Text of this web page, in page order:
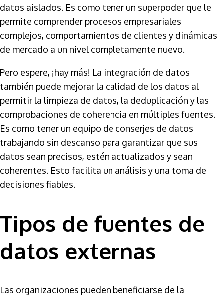
datos aislados. Es como tener un superpoder que le
permite comprender procesos empresariales
complejos, comportamientos de clientes y dinámicas
de mercado a un nivel completamente nuevo.
Pero espere, ¡hay más! La integración de datos
también puede mejorar la calidad de los datos al
permitir la limpieza de datos, la deduplicación y las
comprobaciones de coherencia en múltiples fuentes.
Es como tener un equipo de conserjes de datos
trabajando sin descanso para garantizar que sus
datos sean precisos, estén actualizados y sean
coherentes. Esto facilita un análisis y una toma de
decisiones fiables.
Tipos de fuentes de
datos externas
Las organizaciones pueden beneficiarse de la